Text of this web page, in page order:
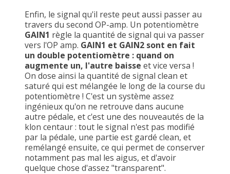
Enfin, le signal qu'il reste peut aussi passer au
travers du second OP-amp. Un potentiomètre
GAIN1 règle la quantité de signal qui va passer
vers l'OP amp. GAIN1 et GAIN2 sont en fait
un double potentiomètre : quand on
augmente un, l'autre baisse et vice versa !
On dose ainsi la quantité de signal clean et
saturé qui est mélangée le long de la course du
potentiomètre ! C'est un système assez
ingénieux qu'on ne retrouve dans aucune
autre pédale, et c'est une des nouveautés de la
klon centaur : tout le signal n'est pas modifié
par la pédale, une partie est gardé clean, et
remélangé ensuite, ce qui permet de conserver
notamment pas mal les aigus, et d'avoir
quelque chose d'assez "transparent".